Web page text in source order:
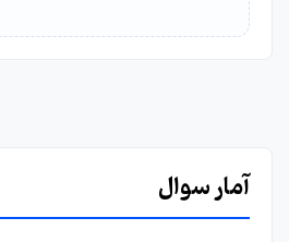
آمار سوال